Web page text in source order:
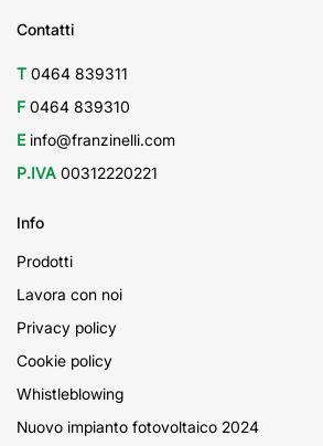
Contatti
T 0464 839311
F 0464 839310
E info@franzinelli.com
P.IVA 00312220221
Info
Prodotti
Lavora con noi
Privacy policy
Cookie policy
Whistleblowing
Nuovo impianto fotovoltaico 2024